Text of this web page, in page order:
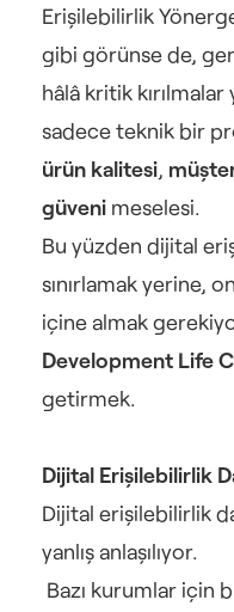
Erişilebilirlik
gibi görünse de,
hâlâ kritik kırılmalar
ürün kalitesi,
güveni meselesi.
Bu yüzden dijital
sınırlamak yerine,
içine almak
Development Life
getirmek.
Dijital Erişilebilirlik
Dijital erişilebilirlik
yanlış anlaşılıyor.